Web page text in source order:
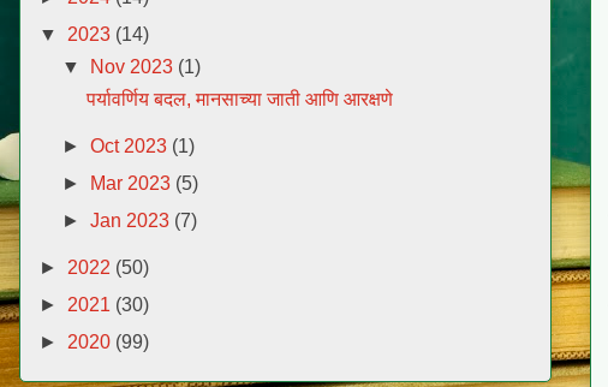
▼ 2023 (14)
▼
Nov 2023 (1)
पर्यावर्णिय बदल, मानसाच्या जाती आणि आरक्षणे
►Oct 2023 (1)
►
Mar 2023 (5)
►Jan 2023 (7)
► 2022 (50)
► 2021 (30)
► 2020 (99)